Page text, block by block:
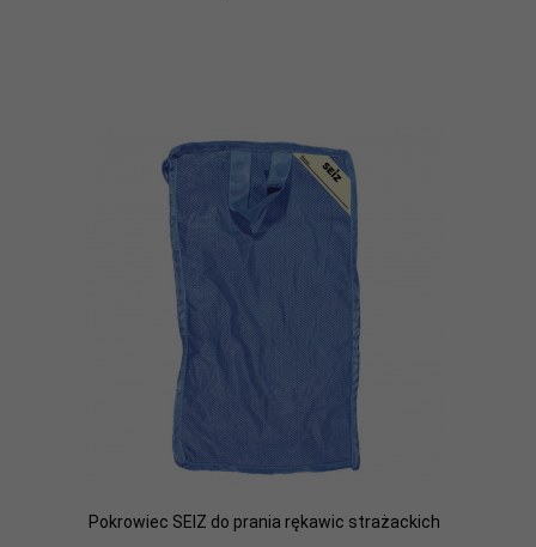
Pokrowiec SEIZ do prania rękawic strażackich